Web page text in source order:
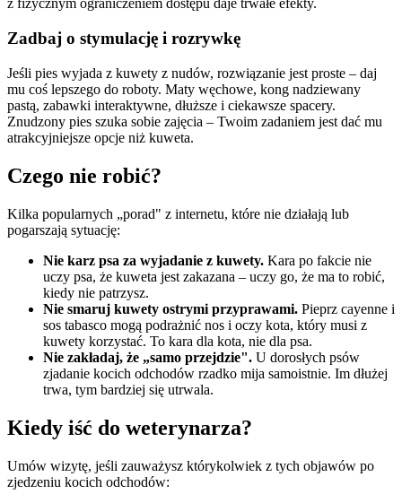
z fizycznym ograniczeniem dostępu daje trwałe efekty.
Zadbaj o stymulację i rozrywkę
Jeśli pies wyjada z kuwety z nudów, rozwiązanie jest proste – daj
mu coś lepszego do roboty. Maty węchowe, kong nadziewany
pastą, zabawki interaktywne, dłuższe i ciekawsze spacery.
Znudzony pies szuka sobie zajęcia – Twoim zadaniem jest dać mu
atrakcyjniejsze opcje niż kuweta.
Czego nie robić?
Kilka popularnych „porad" z internetu, które nie działają lub
pogarszają sytuację:
Nie karz psa za wyjadanie z kuwety. Kara po fakcie nie
uczy psa, że kuweta jest zakazana – uczy go, że ma to robić,
kiedy nie patrzysz.
Nie smaruj kuwety ostrymi przyprawami. Pieprz cayenne i
sos tabasco mogą podrażnić nos i oczy kota, który musi z
kuwety korzystać. To kara dla kota, nie dla psa.
Nie zakładaj, że „samo przejdzie". U dorosłych psów
zjadanie kocich odchodów rzadko mija samoistnie. Im dłużej
trwa, tym bardziej się utrwala.
Kiedy iść do weterynarza?
Umów wizytę, jeśli zauważysz którykolwiek z tych objawów po
zjedzeniu kocich odchodów: